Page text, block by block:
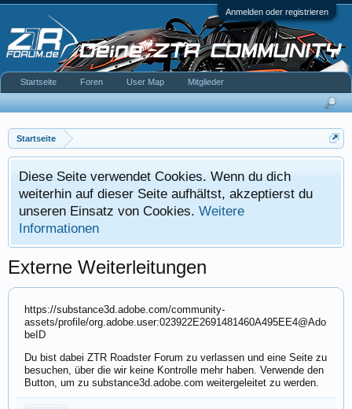
Anmelden oder registrieren
Startseite
Diese Seite verwendet Cookies. Wenn du dich
weiterhin auf dieser Seite aufhältst, akzeptierst du
unseren Einsatz von Cookies. Weitere
Informationen
Externe Weiterleitungen
https://substance3d.adobe.com/community-
assets/profile/org.adobe.user:023922E2691481460A495EE4@Ado
beID
Du bist dabei ZTR Roadster Forum zu verlassen und eine Seite zu
besuchen, über die wir keine Kontrolle mehr haben. Verwende den
Button, um zu substance3d.adobe.com weitergeleitet zu werden.
Startseite Foren User Map Mitglieder